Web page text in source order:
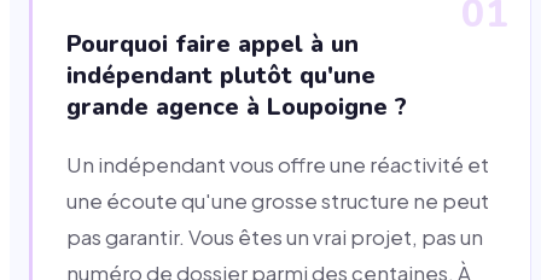
01
Pourquoi faire appel à un
indépendant plutôt qu'une
grande agence à Loupoigne ?
Un indépendant vous offre une réactivité et
une écoute qu'une grosse structure ne peut
pas garantir. Vous êtes un vrai projet, pas un
numéro de dossier parmi des centaines. À